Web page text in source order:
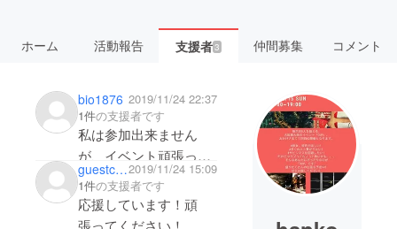
ホーム 活動報告 支援者3 仲間募集 コメント
bio1876 2019/11/24 22:37
1件の支援者です
私は参加出来ません
が、イベント頑張って
ください！
応援してます！
guestc627382bf9f42019/11/24 15:09
1件の支援者です
応援しています！頑
張ってください！